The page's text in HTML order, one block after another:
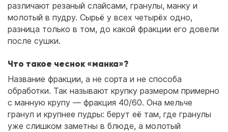
различают резаный слайсами, гранулы, манку и
молотый в пудру. Сырьё у всех четырёх одно,
разница только в том, до какой фракции его довели
после сушки.
Что такое чеснок «манка»?
Название фракции, а не сорта и не способа
обработки. Так называют крупку размером примерно
с манную крупу — фракция 40/60. Она мельче
гранул и крупнее пудры: берут её там, где гранулы
уже слишком заметны в блюде, а молотый